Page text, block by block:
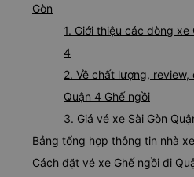
Gòn
1. Giới thiệu các dòng xe
4
2. Về chất lượng, review,
Quận 4 Ghế ngồi
3. Giá vé xe Sài Gòn
Bảng tổng hợp thông tin nhà
Cách đặt vé xe Ghế ngồi đi